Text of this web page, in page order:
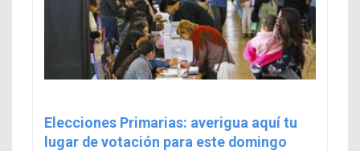
Elecciones Primarias: averigua aquí tu
lugar de votación para este domingo